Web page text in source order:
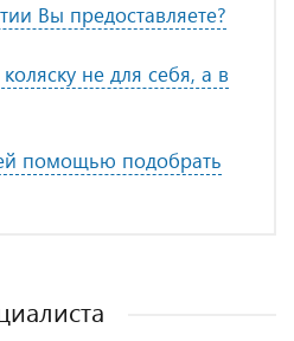
Вы предоставляете?
не для себя, а в
помощью подобрать